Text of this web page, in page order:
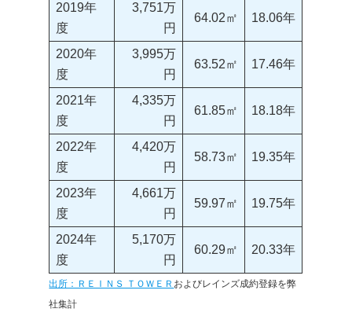
2019年
度
3,751万
円
64.02㎡ 18.06年
2020年
度
3,995万
円
63.52㎡ 17.46年
2021年
度
4,335万
円
61.85㎡ 18.18年
2022年
度
4,420万
円
58.73㎡ 19.35年
2023年
度
4,661万
円
59.97㎡ 19.75年
2024年
度
5,170万
円
60.29㎡ 20.33年
出所：ＲＥＩＮＳ ＴＯＷＥＲ およびレインズ成約登録を弊
社集計